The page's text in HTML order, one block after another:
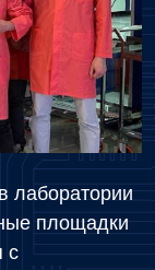
лаборатории
площадки
с